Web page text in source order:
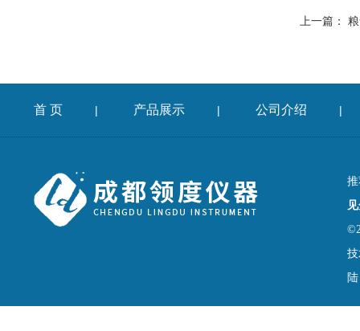
上一篇：
首 页 | 产品展示 | 公司介绍 |
陆